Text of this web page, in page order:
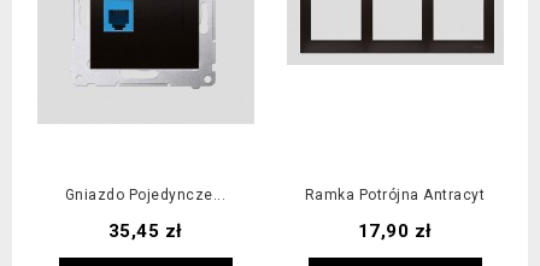
Gniazdo Pojedyncze...
Cena
35,45 zł
Ramka Potrójna Antracyt
Cena
17,90 zł